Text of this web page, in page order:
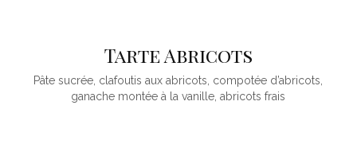
Tarte Abricots
Pâte sucrée, clafoutis aux abricots, compotée d’abricots,
ganache montée à la vanille, abricots frais